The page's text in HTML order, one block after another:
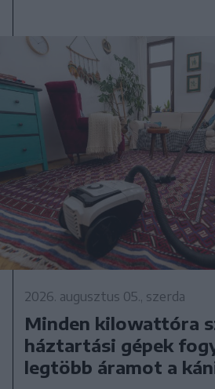
2026. augusztus 05., szerda
Minden kilowattóra
háztartási gépek
legtöbb áramot a